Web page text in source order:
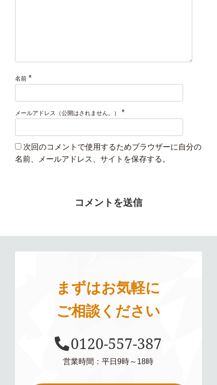
名前 *
メールアドレス（公開はされません。） *
次回のコメントで使用するためブラウザーに自分の
名前、メールアドレス、サイトを保存する。
まずはお気軽に
ご相談ください
0120-557-387
営業時間：平日9時～18時